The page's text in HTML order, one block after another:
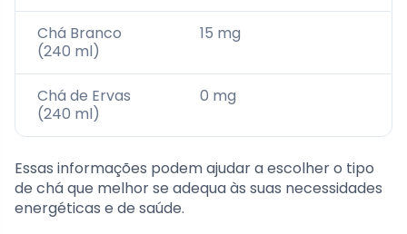
Chá Branco
(240 ml)
15 mg
Chá de Ervas
(240 ml)
0 mg
Essas informações podem ajudar a escolher o tipo
de chá que melhor se adequa às suas necessidades
energéticas e de saúde.